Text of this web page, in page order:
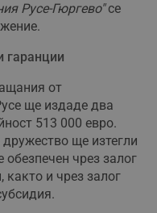
Русе-Гюргево"се
гаранции
от
ще издаде два
513 000 евро.
ще изтегли
чрез залог
както и чрез залог